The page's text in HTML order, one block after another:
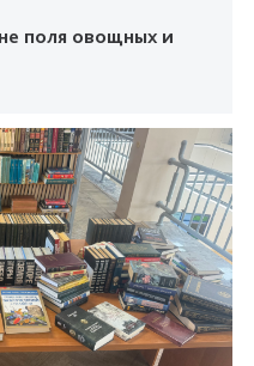
поля овощных и